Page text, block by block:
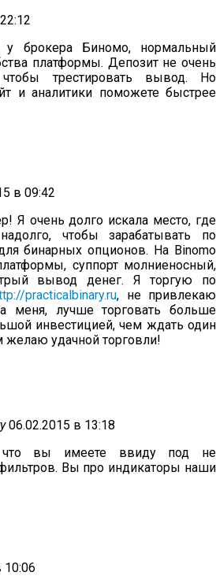
у брокера Биномо, нормальный
платформы. Депозит не очень
трестировать вывод. Но
и аналитики поможете быстрее
в 09:42
Я очень долго искала место, где
чтобы зарабатывать по
бинарных опционов. На Binomo
суппорт молниеносный,
вывод денег. Я торгую по
practicalbinary.ru, не привлекаю
меня, лучше торговать больше
инвестицией, чем ждать один
желаю удачной торговли!
06.02.2015 в 13:18
что вы имеете ввиду под не
Вы про индикаторы наши
10:06